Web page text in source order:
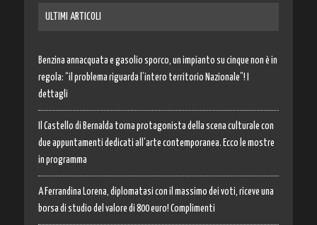
ULTIMI ARTICOLI
Benzina annacquata e gasolio sporco, un impianto su cinque non è in
regola: “il problema riguarda l’intero territorio Nazionale”! I
dettagli
Il Castello di Bernalda torna protagonista della scena culturale con
due appuntamenti dedicati all’arte contemporanea. Ecco le mostre
in programma
A Ferrandina Lorena, diplomatasi con il massimo dei voti, riceve una
borsa di studio del valore di 800 euro! Complimenti